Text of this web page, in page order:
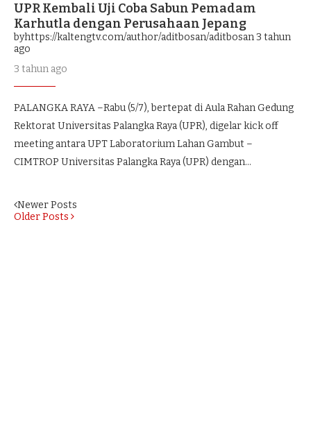
UPR Kembali Uji Coba Sabun Pemadam
Karhutla dengan Perusahaan Jepang
byhttps://kaltengtv.com/author/aditbosan/aditbosan3 tahun
ago
3 tahun ago
PALANGKA RAYA –Rabu (5/7), bertepat di Aula Rahan Gedung
Rektorat Universitas Palangka Raya (UPR), digelar kick off
meeting antara UPT Laboratorium Lahan Gambut –
CIMTROP Universitas Palangka Raya (UPR) dengan…
Newer Posts
Older Posts